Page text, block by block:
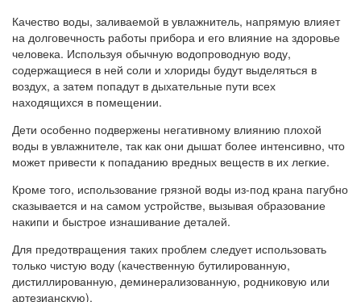
Качество воды, заливаемой в увлажнитель, напрямую влияет
на долговечность работы прибора и его влияние на здоровье
человека. Используя обычную водопроводную воду,
содержащиеся в ней соли и хлориды будут выделяться в
воздух, а затем попадут в дыхательные пути всех
находящихся в помещении.
Дети особенно подвержены негативному влиянию плохой
воды в увлажнителе, так как они дышат более интенсивно, что
может привести к попаданию вредных веществ в их легкие.
Кроме того, использование грязной воды из-под крана пагубно
сказывается и на самом устройстве, вызывая образование
накипи и быстрое изнашивание деталей.
Для предотвращения таких проблем следует использовать
только чистую воду (качественную бутилированную,
дистиллированную, деминерализованную, родниковую или
артезианскую).